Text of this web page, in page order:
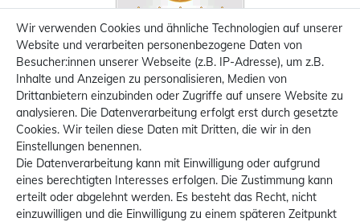
Wir verwenden Cookies und ähnliche Technologien auf unserer
Website und verarbeiten personenbezogene Daten von
Besucher:innen unserer Webseite (z.B. IP-Adresse), um z.B.
Inhalte und Anzeigen zu personalisieren, Medien von
Drittanbietern einzubinden oder Zugriffe auf unsere Website zu
analysieren. Die Datenverarbeitung erfolgt erst durch gesetzte
Cookies. Wir teilen diese Daten mit Dritten, die wir in den
Einstellungen benennen.
Die Datenverarbeitung kann mit Einwilligung oder aufgrund
eines berechtigten Interesses erfolgen. Die Zustimmung kann
erteilt oder abgelehnt werden. Es besteht das Recht, nicht
einzuwilligen und die Einwilligung zu einem späteren Zeitpunkt